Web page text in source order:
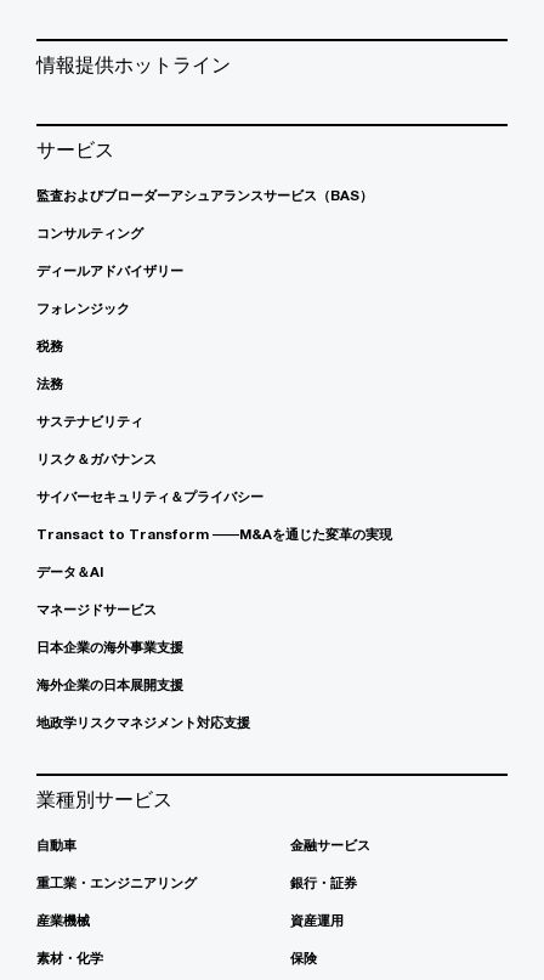
情報提供ホットライン
サービス
監査およびブローダーアシュアランスサービス（BAS）
コンサルティング
ディールアドバイザリー
フォレンジック
税務
法務
サステナビリティ
リスク＆ガバナンス
サイバーセキュリティ＆プライバシー
Transact to Transform ――M&Aを通じた変革の実現
データ＆AI
マネージドサービス
日本企業の海外事業支援
海外企業の日本展開支援
地政学リスクマネジメント対応支援
業種別サービス
自動車
重工業・エンジニアリング
産業機械
素材・化学
金融サービス
銀行・証券
資産運用
保険